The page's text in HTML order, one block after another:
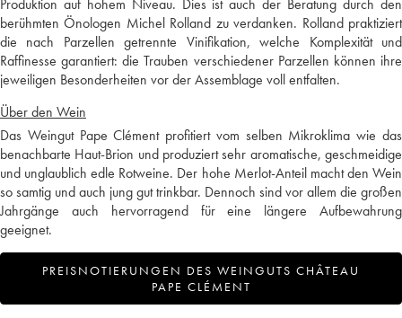
Produktion auf hohem Niveau. Dies ist auch der Beratung durch den
berühmten Önologen Michel Rolland zu verdanken. Rolland praktiziert
die nach Parzellen getrennte Vinifikation, welche Komplexität und
Raffinesse garantiert: die Trauben verschiedener Parzellen können ihre
jeweiligen Besonderheiten vor der Assemblage voll entfalten.
Über den Wein
Das Weingut Pape Clément profitiert vom selben Mikroklima wie das
benachbarte Haut-Brion und produziert sehr aromatische, geschmeidige
und unglaublich edle Rotweine. Der hohe Merlot-Anteil macht den Wein
so samtig und auch jung gut trinkbar. Dennoch sind vor allem die großen
Jahrgänge auch hervorragend für eine längere Aufbewahrung
geeignet.
PREISNOTIERUNGEN DES WEINGUTS CHÂTEAU
PAPE CLÉMENT